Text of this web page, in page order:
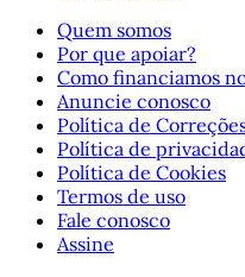
Quem somos
Por que apoiar?
Como financiamos
Anuncie conosco
Política de
Política de
Política de Cookies
Termos de uso
Fale conosco
Assine